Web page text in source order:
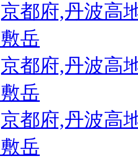
都府,丹波高
岳
都府,丹波高
岳
都府,丹波高
岳